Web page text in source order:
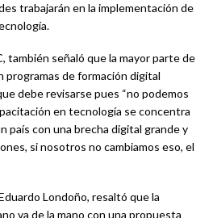
trabajarán en la implementación de
también señaló que la mayor parte de
programas de formación digital
debe revisarse pues “no podemos
en tecnología se concentra
país con una brecha digital grande y
si nosotros no cambiamos eso, el
Londoño, resaltó que la
va de la mano con una propuesta